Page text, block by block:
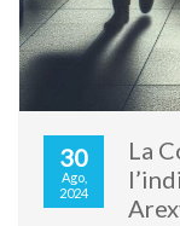
30
Ago,
2024
La